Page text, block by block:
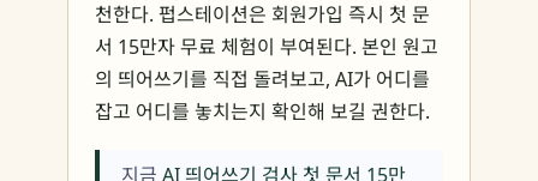
천한다. 펍스테이션은 회원가입 즉시 첫 문
서 15만자 무료 체험이 부여된다. 본인 원고
의 띄어쓰기를 직접 돌려보고, AI가 어디를
잡고 어디를 놓치는지 확인해 보길 권한다.
지금 AI 띄어쓰기 검사 첫 문서 15만